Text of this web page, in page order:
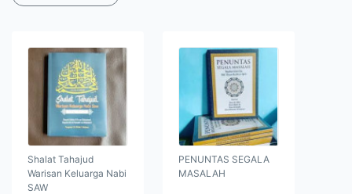
Shalat Tahajud
Warisan Keluarga Nabi
SAW
PENUNTAS SEGALA
MASALAH